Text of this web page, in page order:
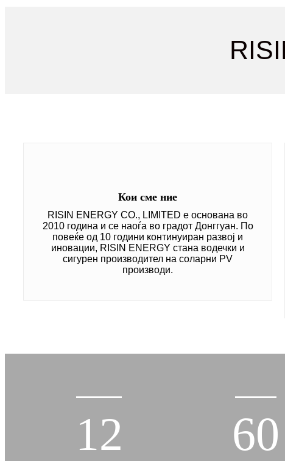
Кои сме ние
RISIN ENERGY CO., LIMITED е основана во
2010 година и се наоѓа во градот Донггуан. По
повеќе од 10 години континуиран развој и
иновации, RISIN ENERGY стана водечки и
сигурен производител на соларни PV
производи.
12 60